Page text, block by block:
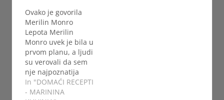
Ovako je govorila
Merilin Monro
Lepota Merilin
Monro uvek je bila u
prvom planu, a ljudi
su verovali da sem
nje najpoznatija
holivudska plavuša
nema šta da ponudi,
In "DOMAĆI RECEPTI
- MARININA